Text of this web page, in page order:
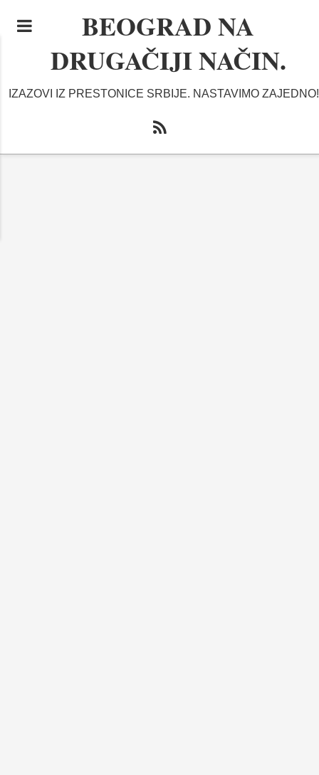
BEOGRAD NA
DRUGAČIJI NAČIN.
IZAZOVI IZ PRESTONICE SRBIJE. NASTAVIMO ZAJEDNO!